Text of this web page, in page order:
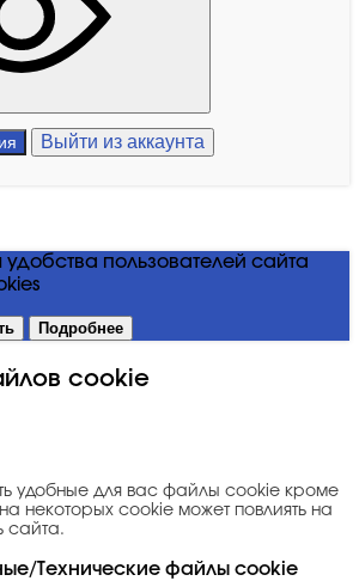
Выйти из аккаунта
пользователей сайта
Подробнее
cookie
удобные для вас файлы cookie кроме
некоторых cookie может повлиять на
сайта.
Технические файлы cookie